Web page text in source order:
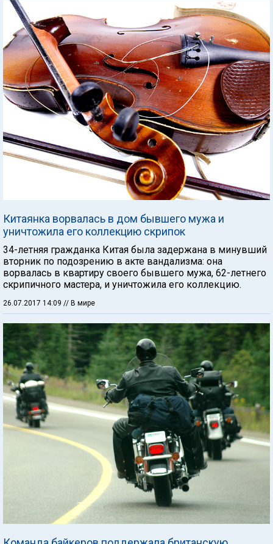
Китаянка ворвалась в дом бывшего мужа и
уничтожила его коллекцию скрипок
34-летняя гражданка Китая была задержана в минувший
вторник по подозрению в акте вандализма: она
ворвалась в квартиру своего бывшего мужа, 62-летнего
скрипичного мастера, и уничтожила его коллекцию.
26.07.2017 14:09 // В мире